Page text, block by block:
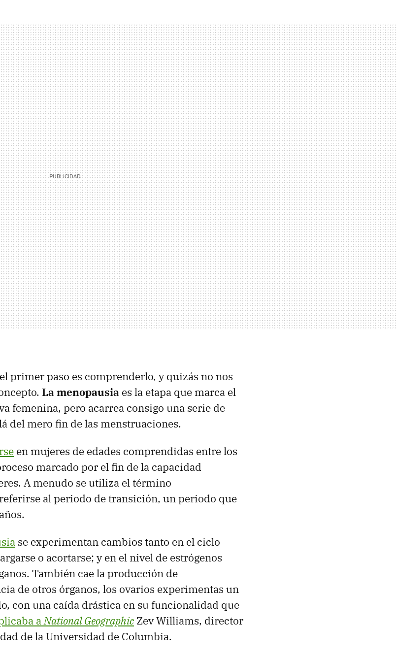
primer paso es comprenderlo, y quizás no nos
La menopausia es la etapa que marca el
femenina, pero acarrea consigo una serie de
del mero fin de las menstruaciones.
en mujeres de edades comprendidas entre los
marcado por el fin de la capacidad
A menudo se utiliza el término
al periodo de transición, un periodo que
se experimentan cambios tanto en el ciclo
o acortarse; y en el nivel de estrógenos
También cae la producción de
de otros órganos, los ovarios experimentas un
con una caída drástica en su funcionalidad que
aNational Geographic Zev Williams, director
de la Universidad de Columbia.